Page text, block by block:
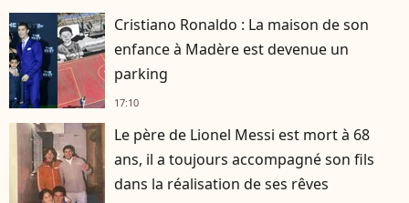
Cristiano Ronaldo : La maison de son
enfance à Madère est devenue un
parking
17:10
Le père de Lionel Messi est mort à 68
ans, il a toujours accompagné son fils
dans la réalisation de ses rêves